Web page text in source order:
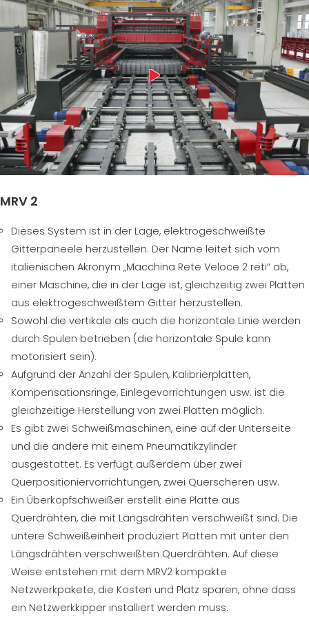
MRV 2
Dieses System ist in der Lage, elektrogeschweißte
Gitterpaneele herzustellen. Der Name leitet sich vom
italienischen Akronym „Macchina Rete Veloce 2 reti“ ab,
einer Maschine, die in der Lage ist, gleichzeitig zwei Platten
aus elektrogeschweißtem Gitter herzustellen.
Sowohl die vertikale als auch die horizontale Linie werden
durch Spulen betrieben (die horizontale Spule kann
motorisiert sein).
Aufgrund der Anzahl der Spulen, Kalibrierplatten,
Kompensationsringe, Einlegevorrichtungen usw. ist die
gleichzeitige Herstellung von zwei Platten möglich.
Es gibt zwei Schweißmaschinen, eine auf der Unterseite
und die andere mit einem Pneumatikzylinder
ausgestattet. Es verfügt außerdem über zwei
Querpositioniervorrichtungen, zwei Querscheren usw.
Ein Überkopfschweißer erstellt eine Platte aus
Querdrähten, die mit Längsdrähten verschweißt sind. Die
untere Schweißeinheit produziert Platten mit unter den
Längsdrähten verschweißten Querdrähten. Auf diese
Weise entstehen mit dem MRV2 kompakte
Netzwerkpakete, die Kosten und Platz sparen, ohne dass
ein Netzwerkkipper installiert werden muss.